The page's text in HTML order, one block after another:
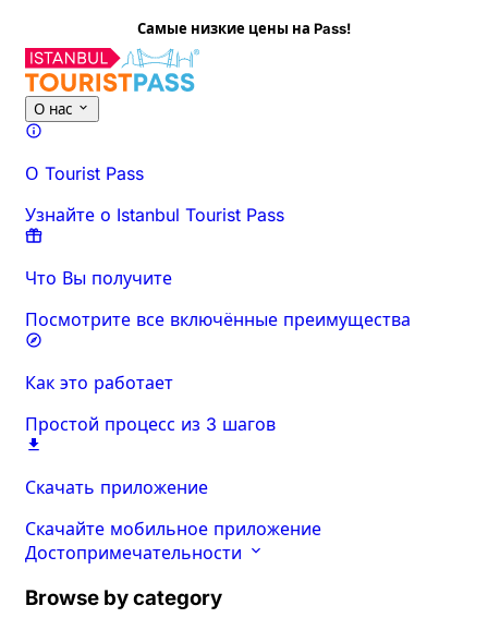
Самые низкие цены на Pass!
О нас
О Tourist Pass
Узнайте о Istanbul Tourist Pass
Что Вы получите
Посмотрите все включённые преимущества
Как это работает
Простой процесс из 3 шагов
Скачать приложение
Скачайте мобильное приложение
Достопримечательности
Browse by category